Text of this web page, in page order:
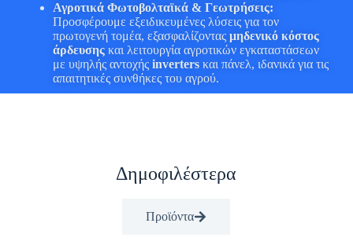
Αγροτικά Φωτοβολταϊκά & Γεωτρήσεις:
Προσφέρουμε εξειδικευμένες λύσεις για τον
πρωτογενή τομέα, εξασφαλίζοντας μηδενικό κόστος
άρδευσηςκαι λειτουργία αγροτικών εγκαταστάσεων
με υψηλής αντοχής invertersκαι πάνελ, ιδανικά για τις
απαιτητικές συνθήκες του αγρού.
Δημοφιλέστερα
Προϊόντα